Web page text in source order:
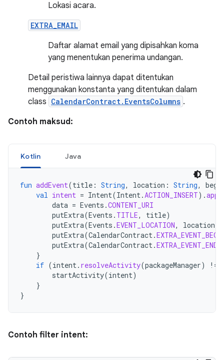
Lokasi acara.
EXTRA_EMAIL
Daftar alamat email yang dipisahkan koma
yang menentukan penerima undangan.
Detail peristiwa lainnya dapat ditentukan
menggunakan konstanta yang ditentukan dalam
class CalendarContract.EventsColumns .
Contoh maksud:
Kotlin Java
fun addEvent(title : String, location : String,
val intent = Intent(Intent.ACTION_INSERT).
data = Events .CONTENT_URI
putExtra(Events . TITLE, title)
putExtra(Events .EVENT_LOCATION, location
putExtra(CalendarContract.
putExtra(CalendarContract.
}
if (intent. resolveActivity(packageManager) !=
startActivity(intent)
}
}
Contoh filter intent: